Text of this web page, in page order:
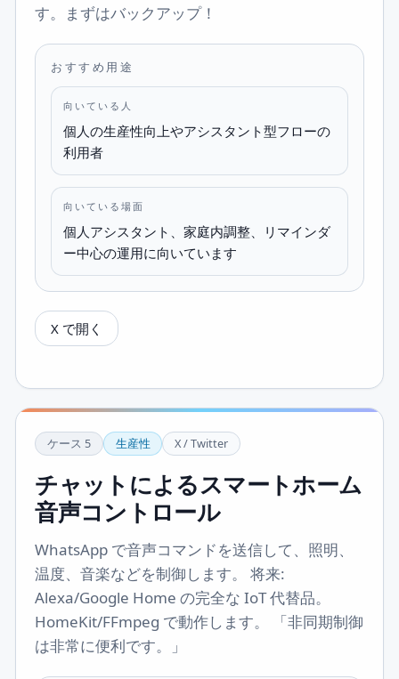
す。まずはバックアップ！
おすすめ用途
向いている人
個人の生産性向上やアシスタント型フローの
利用者
向いている場面
個人アシスタント、家庭内調整、リマインダ
ー中心の運用に向いています
X で開く
ケース 5 生産性 X / Twitter
チャットによるスマートホーム
音声コントロール
WhatsApp で音声コマンドを送信して、照明、
温度、音楽などを制御します。 将来:
Alexa/Google Home の完全な IoT 代替品。
HomeKit/FFmpeg で動作します。 「非同期制御
は非常に便利です。」